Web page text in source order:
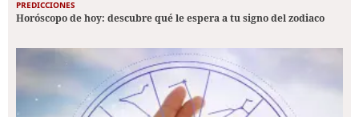
PREDICCIONES
Horóscopo de hoy: descubre qué le espera a tu signo del zodiaco